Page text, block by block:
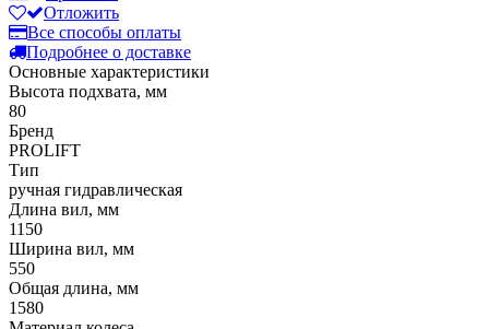
Отложить
Все способы оплаты
Подробнее о доставке
Основные характеристики
Высота подхвата, мм
80
Бренд
PROLIFT
Тип
ручная гидравлическая
Длина вил, мм
1150
Ширина вил, мм
550
Общая длина, мм
1580